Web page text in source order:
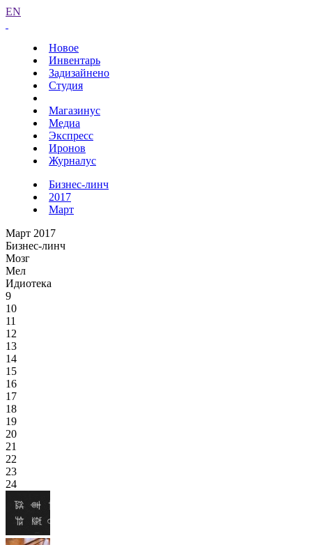
EN
Новое
Инвентарь
Задизайнено
Студия
Магазинус
Медиа
Экспресс
Иронов
Журналус
Бизнес-линч
2017
Март
Март 2017
Бизнес-линч
Мозг
Мел
Идиотека
9
10
11
12
13
14
15
16
17
18
19
20
21
22
23
24